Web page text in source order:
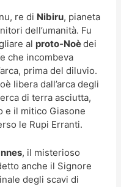
re di Nibiru, pianeta
dell’umanità. Fu
al proto-Noèdei
che incombeva
prima del diluvio.
libera dall’arca degli
di terra asciutta,
e il mitico Giasone
le Rupi Erranti.
, il misterioso
anche il Signore
degli scavi di